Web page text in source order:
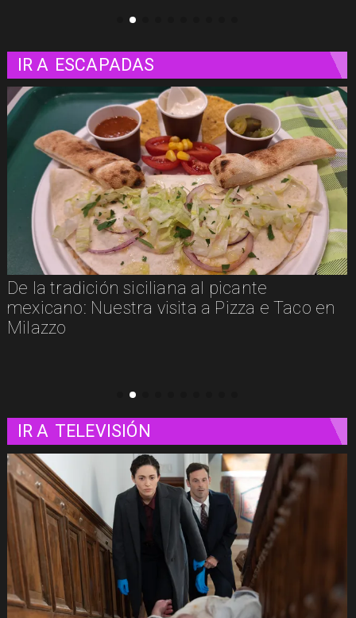
IR A ESCAPADAS
De la tradición siciliana al picante
mexicano: Nuestra visita a Pizza e Taco en
Milazzo
IR A TELEVISIÓN